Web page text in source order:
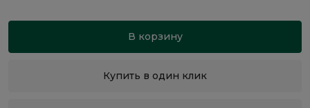
В корзину
Купить в один клик